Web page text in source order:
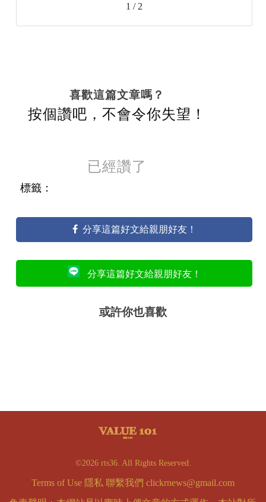
1 / 2
喜歡這篇文章嗎？
按個讚吧，不會令你失望！
已經讚了
標籤：
分享這篇好文給親朋好友！
分享這篇好文給親朋好友！
或許你也喜歡
©2026 rts36. All Rights Reserved.
Terms of Use 隱私 聯繫我們 clickrnews@gmail.com